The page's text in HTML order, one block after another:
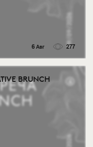
6 Авг 277
BRUNCH